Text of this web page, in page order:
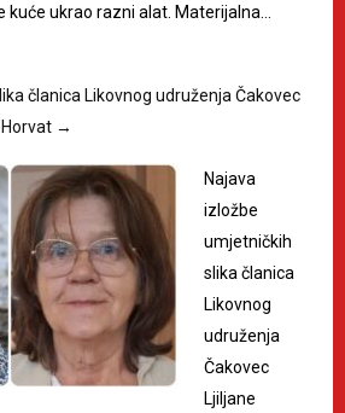
ukrao razni alat. Materijalna…
članica Likovnog udruženja Čakovec
→
Najava
izložbe
umjetničkih
slika članica
Likovnog
udruženja
Čakovec
Ljiljane